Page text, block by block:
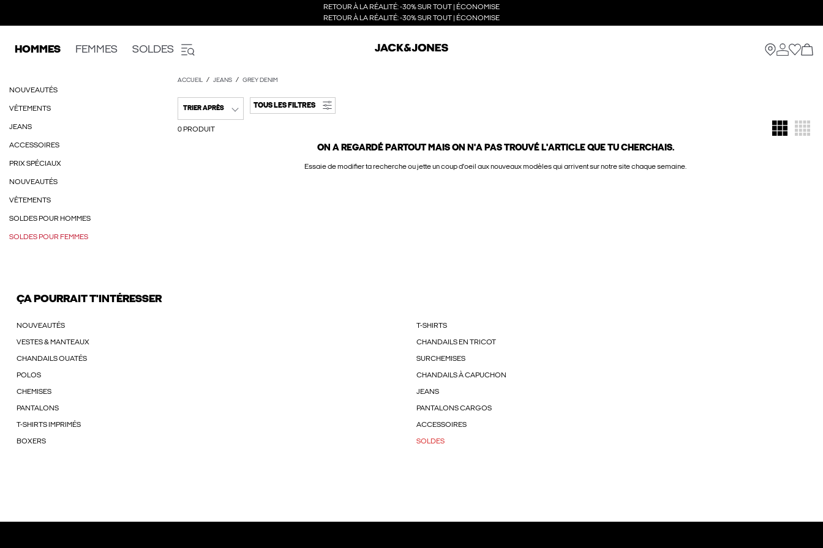
RETOUR À LA RÉALITÉ: -30% SUR TOUT | ÉCONOMISE
RETOUR À LA RÉALITÉ: -30% SUR TOUT | ÉCONOMISE
HOMMES FEMMES SOLDES
NOUVEAUTÉS
VÊTEMENTS
JEANS
ACCESSOIRES
PRIX SPÉCIAUX
NOUVEAUTÉS
VÊTEMENTS
SOLDES POUR HOMMES
SOLDES POUR FEMMES
ACCUEIL JEANS GREY DENIM
TRIER APRÈS TOUS LES FILTRES
0 PRODUIT
ON A REGARDÉ PARTOUT MAIS ON N'A PAS TROUVÉ L'ARTICLE QUE TU CHERCHAIS.
Essaie de modifier ta recherche ou jette un coup d'oeil aux nouveaux modèles qui arrivent sur notre site chaque semaine.
ÇA POURRAIT T'INTÉRESSER
NOUVEAUTÉS T-SHIRTS
VESTES & MANTEAUX CHANDAILS EN TRICOT
CHANDAILS OUATÉS SURCHEMISES
POLOS CHANDAILS À CAPUCHON
CHEMISES JEANS
PANTALONS PANTALONS CARGOS
T-SHIRTS IMPRIMÉS ACCESSOIRES
BOXERS SOLDES